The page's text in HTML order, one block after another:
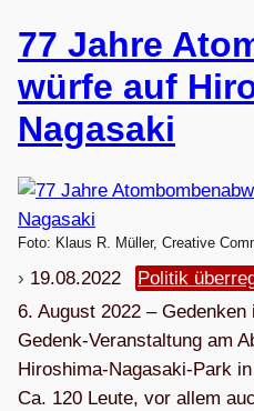
77 Jahre
würfe auf
Nagasaki
Foto: Klaus R. Müller, Creative
19.08.2022
Politik
6. August 2022 –
Gedenk-Ver­an­stal­tung am
Hiro­shima-Naga­saki-Park
Ca. 120 Leute, vor allem